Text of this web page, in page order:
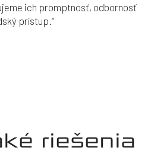
ich promptnosť, odbornosť
prístup.“
riešenia